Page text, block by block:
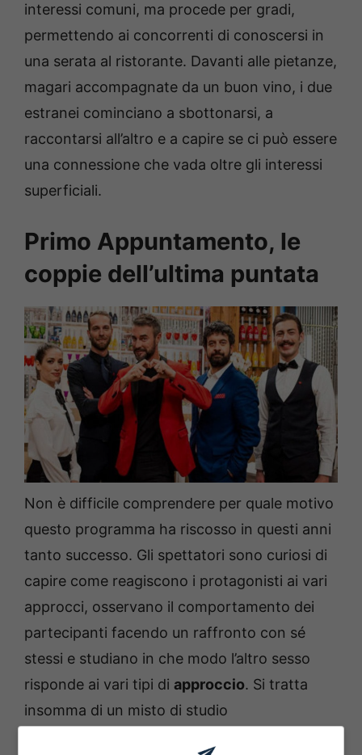
interessi comuni, ma procede per gradi,
permettendo ai concorrenti di conoscersi in
una serata al ristorante. Davanti alle pietanze,
magari accompagnate da un buon vino, i due
estranei cominciano a sbottonarsi, a
raccontarsi all’altro e a capire se ci può essere
una connessione che vada oltre gli interessi
superficiali.
Primo Appuntamento, le
coppie dell’ultima puntata
Non è difficile comprendere per quale motivo
questo programma ha riscosso in questi anni
tanto successo. Gli spettatori sono curiosi di
capire come reagiscono i protagonisti ai vari
approcci, osservano il comportamento dei
partecipanti facendo un raffronto con sé
stessi e studiano in che modo l’altro sesso
risponde ai vari tipi di approccio. Si tratta
insomma di un misto di studio